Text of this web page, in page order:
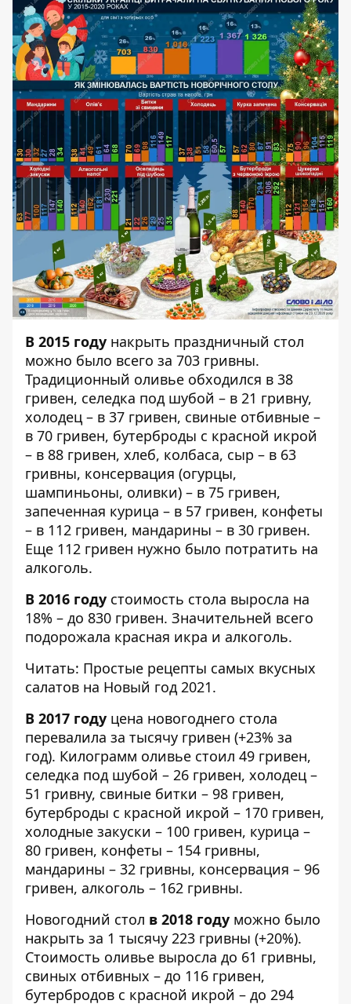
В 2015 году накрыть праздничный стол
можно было всего за 703 гривны.
Традиционный оливье обходился в 38
гривен, селедка под шубой – в 21 гривну,
холодец – в 37 гривен, свиные отбивные –
в 70 гривен, бутерброды с красной икрой
– в 88 гривен, хлеб, колбаса, сыр – в 63
гривны, консервация (огурцы,
шампиньоны, оливки) – в 75 гривен,
запеченная курица – в 57 гривен, конфеты
– в 112 гривен, мандарины – в 30 гривен.
Еще 112 гривен нужно было потратить на
алкоголь.
В 2016 году стоимость стола выросла на
18% – до 830 гривен. Значительней всего
подорожала красная икра и алкоголь.
Читать: Простые рецепты самых вкусных
салатов на Новый год 2021.
В 2017 году цена новогоднего стола
перевалила за тысячу гривен (+23% за
год). Килограмм оливье стоил 49 гривен,
селедка под шубой – 26 гривен, холодец –
51 гривну, свиные битки – 98 гривен,
бутерброды с красной икрой – 170 гривен,
холодные закуски – 100 гривен, курица –
80 гривен, конфеты – 154 гривны,
мандарины – 32 гривны, консервация – 96
гривен, алкоголь – 162 гривны.
Новогодний стол в 2018 году можно было
накрыть за 1 тысячу 223 гривны (+20%).
Стоимость оливье выросла до 61 гривны,
свиных отбивных – до 116 гривен,
бутербродов с красной икрой – до 294